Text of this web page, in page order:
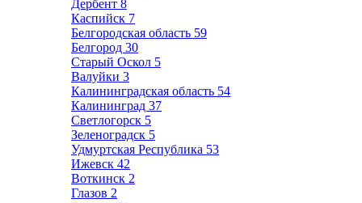
Дербент 8
Каспийск 7
Белгородская область 59
Белгород 30
Старый Оскол 5
Валуйки 3
Калининградская область 54
Калининград 37
Светлогорск 5
Зеленоградск 5
Удмуртская Республика 53
Ижевск 42
Воткинск 2
Глазов 2